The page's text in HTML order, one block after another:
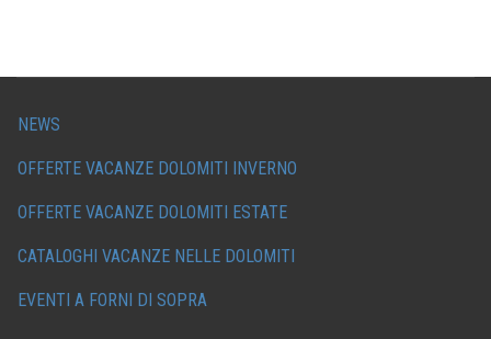
NEWS
OFFERTE VACANZE DOLOMITI INVERNO
OFFERTE VACANZE DOLOMITI ESTATE
CATALOGHI VACANZE NELLE DOLOMITI
EVENTI A FORNI DI SOPRA